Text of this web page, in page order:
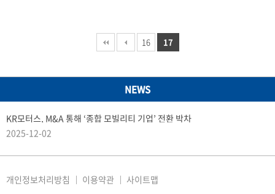
을 하실 분들은 jbkim@hisntmotors.com로 성함 / 연락처 / 참가인원
을 적어 보내주시면 됩니다. 많은 관심 부탁드립니다.
16 17
NEWS
KR모터스, M&A 통해 ‘종합 모빌리티 기업’ 전환 박차
2025-12-02
개인정보처리방침 이용약관 사이트맵